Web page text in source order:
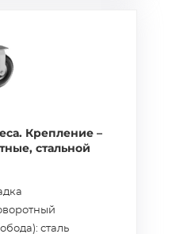
Крепление –
стальной
сталь